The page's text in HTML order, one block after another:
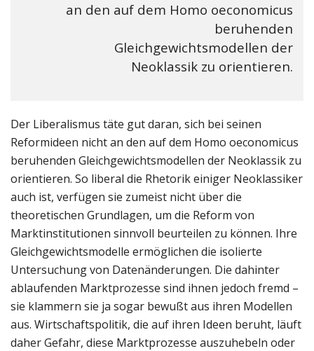
an den auf dem Homo oeconomicus
beruhenden
Gleichgewichtsmodellen der
Neoklassik zu orientieren.
Der Liberalismus täte gut daran, sich bei seinen
Reformideen nicht an den auf dem Homo oeconomicus
beruhenden Gleichgewichtsmodellen der Neoklassik zu
orientieren. So liberal die Rhetorik einiger Neoklassiker
auch ist, verfügen sie zumeist nicht über die
theoretischen Grundlagen, um die Reform von
Marktinstitutionen sinnvoll beurteilen zu können. Ihre
Gleichgewichtsmodelle ermöglichen die isolierte
Untersuchung von Datenänderungen. Die dahinter
ablaufenden Marktprozesse sind ihnen jedoch fremd –
sie klammern sie ja sogar bewußt aus ihren Modellen
aus. Wirtschaftspolitik, die auf ihren Ideen beruht, läuft
daher Gefahr, diese Marktprozesse auszuhebeln oder